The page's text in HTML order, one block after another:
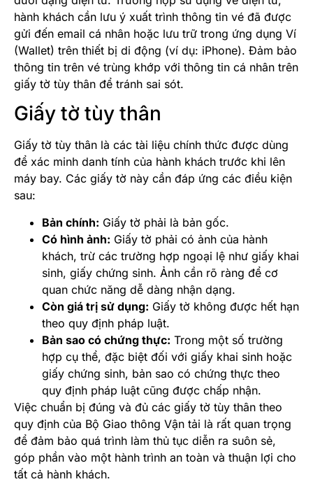
hành khách cần lưu ý xuất trình thông tin vé đã được
gửi đến email cá nhân hoặc lưu trữ trong ứng dụng Ví
(Wallet) trên thiết bị di động (ví dụ: iPhone). Đảm bảo
thông tin trên vé trùng khớp với thông tin cá nhân trên
giấy tờ tùy thân để tránh sai sót.
Giấy tờ tùy thân
Giấy tờ tùy thân là các tài liệu chính thức được dùng
để xác minh danh tính của hành khách trước khi lên
máy bay. Các giấy tờ này cần đáp ứng các điều kiện
sau:
Bản chính: Giấy tờ phải là bản gốc.
Có hình ảnh: Giấy tờ phải có ảnh của hành
khách, trừ các trường hợp ngoại lệ như giấy khai
sinh, giấy chứng sinh. Ảnh cần rõ ràng để cơ
quan chức năng dễ dàng nhận dạng.
Còn giá trị sử dụng: Giấy tờ không được hết hạn
theo quy định pháp luật.
Bản sao có chứng thực: Trong một số trường
hợp cụ thể, đặc biệt đối với giấy khai sinh hoặc
giấy chứng sinh, bản sao có chứng thực theo
quy định pháp luật cũng được chấp nhận.
Việc chuẩn bị đúng và đủ các giấy tờ tùy thân theo
quy định của Bộ Giao thông Vận tải là rất quan trọng
để đảm bảo quá trình làm thủ tục diễn ra suôn sẻ,
góp phần vào một hành trình an toàn và thuận lợi cho
tất cả hành khách.